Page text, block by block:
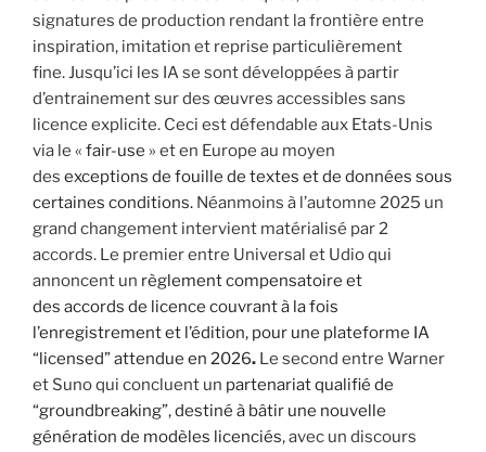
signatures de production rendant la frontière entre
inspiration, imitation et reprise particulièrement
fine. Jusqu’ici les IA se sont développées à partir
d’entrainement sur des œuvres accessibles sans
licence explicite. Ceci est défendable aux Etats-Unis
via le « fair-use » et en Europe au moyen
des exceptions de fouille de textes et de données sous
certaines conditions. Néanmoins à l’automne 2025 un
grand changement intervient matérialisé par 2
accords. Le premier entre Universal et Udio qui
annoncent un règlement compensatoire et
des accords de licence couvrant à la fois
l’enregistrement et l’édition, pour une plateforme IA
“licensed” attendue en 2026. Le second entre Warner
et Suno qui concluent un partenariat qualifié de
“groundbreaking”, destiné à bâtir une nouvelle
génération de modèles licenciés, avec un discours